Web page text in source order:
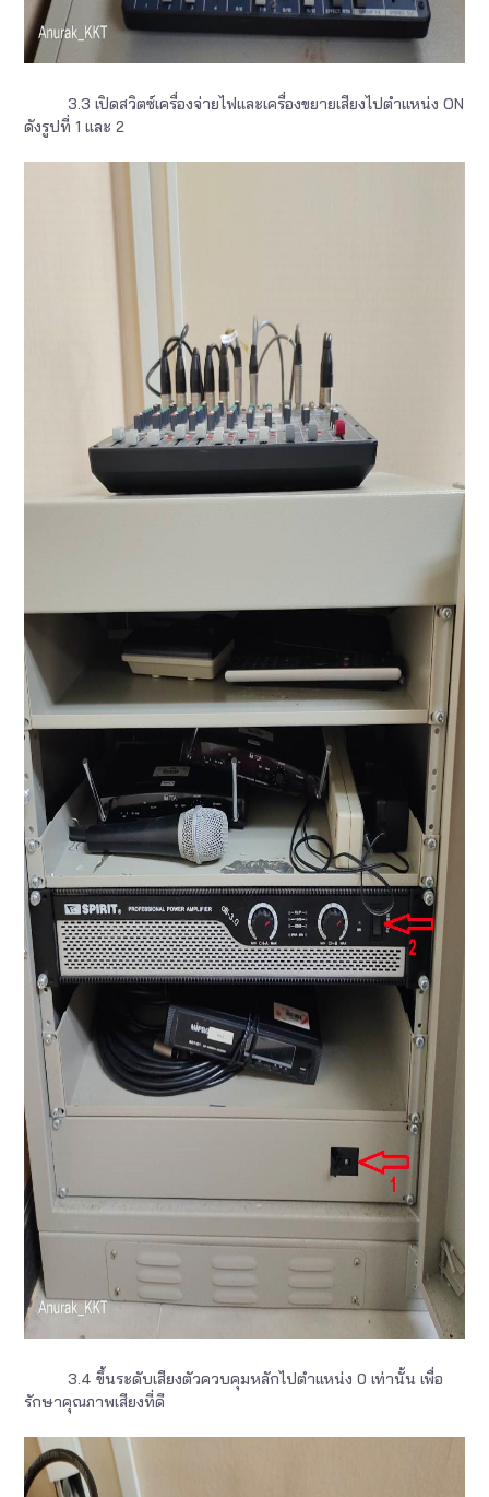
3.3 เปิดสวิตซ์เครื่องจ่ายไฟและเครื่องขยายเสียงไปตำแหน่ง ON
ดังรูปที่ 1 และ 2
3.4 ขึ้นระดับเสียงตัวควบคุมหลักไปตำแหน่ง 0 เท่านั้น เพื่อ
รักษาคุณภาพเสียงที่ดี